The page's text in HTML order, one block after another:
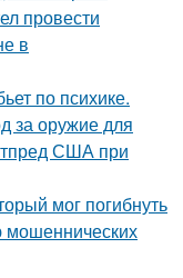
провести
в
по психике.
за оружие для
США при
мог погибнуть
мошеннических